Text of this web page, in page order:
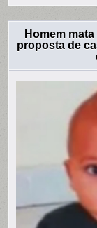
Homem
proposta de